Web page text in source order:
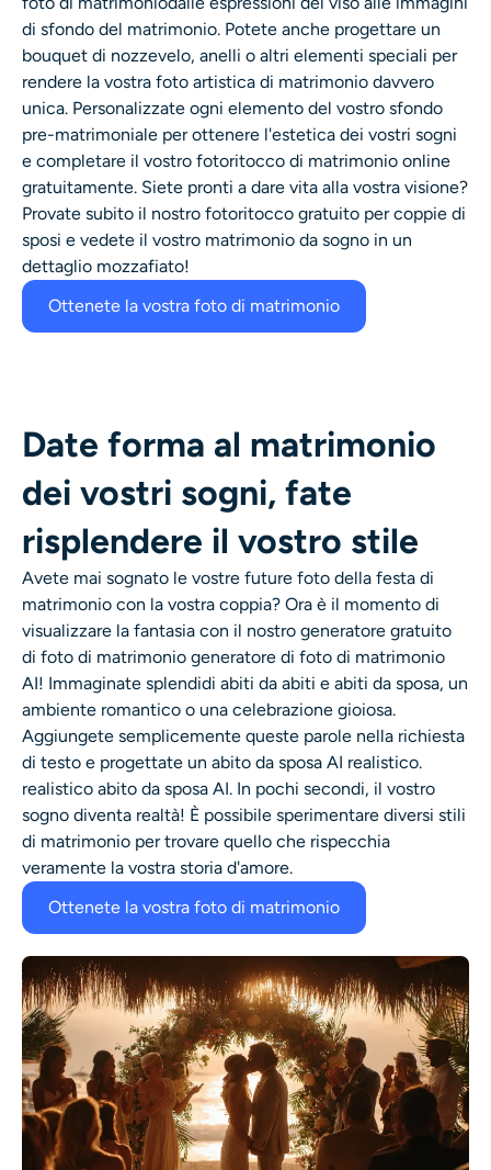
di sfondo del matrimonio. Potete anche progettare un
bouquet di nozzevelo, anelli o altri elementi speciali per
rendere la vostra foto artistica di matrimonio davvero
unica. Personalizzate ogni elemento del vostro sfondo
pre-matrimoniale per ottenere l'estetica dei vostri sogni
e completare il vostro fotoritocco di matrimonio online
gratuitamente. Siete pronti a dare vita alla vostra visione?
Provate subito il nostro fotoritocco gratuito per coppie di
sposi e vedete il vostro matrimonio da sogno in un
dettaglio mozzafiato!
Ottenete la vostra foto di matrimonio
Date forma al matrimonio
dei vostri sogni, fate
risplendere il vostro stile
Avete mai sognato le vostre future foto della festa di
matrimonio con la vostra coppia? Ora è il momento di
visualizzare la fantasia con il nostro generatore gratuito
di foto di matrimonio generatore di foto di matrimonio
AI! Immaginate splendidi abiti da abiti e abiti da sposa, un
ambiente romantico o una celebrazione gioiosa.
Aggiungete semplicemente queste parole nella richiesta
di testo e progettate un abito da sposa AI realistico.
realistico abito da sposa AI. In pochi secondi, il vostro
sogno diventa realtà! È possibile sperimentare diversi stili
di matrimonio per trovare quello che rispecchia
veramente la vostra storia d'amore.
Ottenete la vostra foto di matrimonio